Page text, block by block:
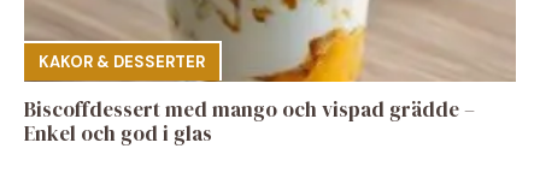
KAKOR & DESSERTER
Biscoffdessert med mango och vispad grädde –
Enkel och god i glas